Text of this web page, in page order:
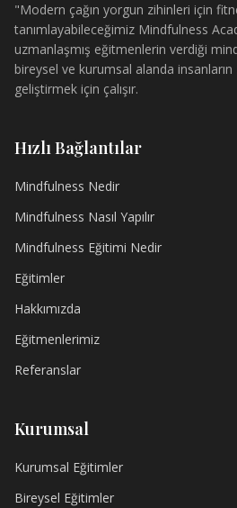
"Modern çağın yorgun zihinleri için
tanımlayabileceğimiz Mindfulness
uzmanlaşmış eğitmenlerin verdiği
bireysel ve kurumsal alanda insanların
geliştirmek için çalışır.
Hızlı Bağlantılar
Mindfulness Nedir
Mindfulness Nasıl Yapılır
Mindfulness Eğitimi Nedir
Eğitimler
Hakkımızda
Eğitmenlerimiz
Referanslar
Kurumsal
Kurumsal Eğitimler
Bireysel Eğitimler